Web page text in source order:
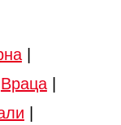
|
Враца|